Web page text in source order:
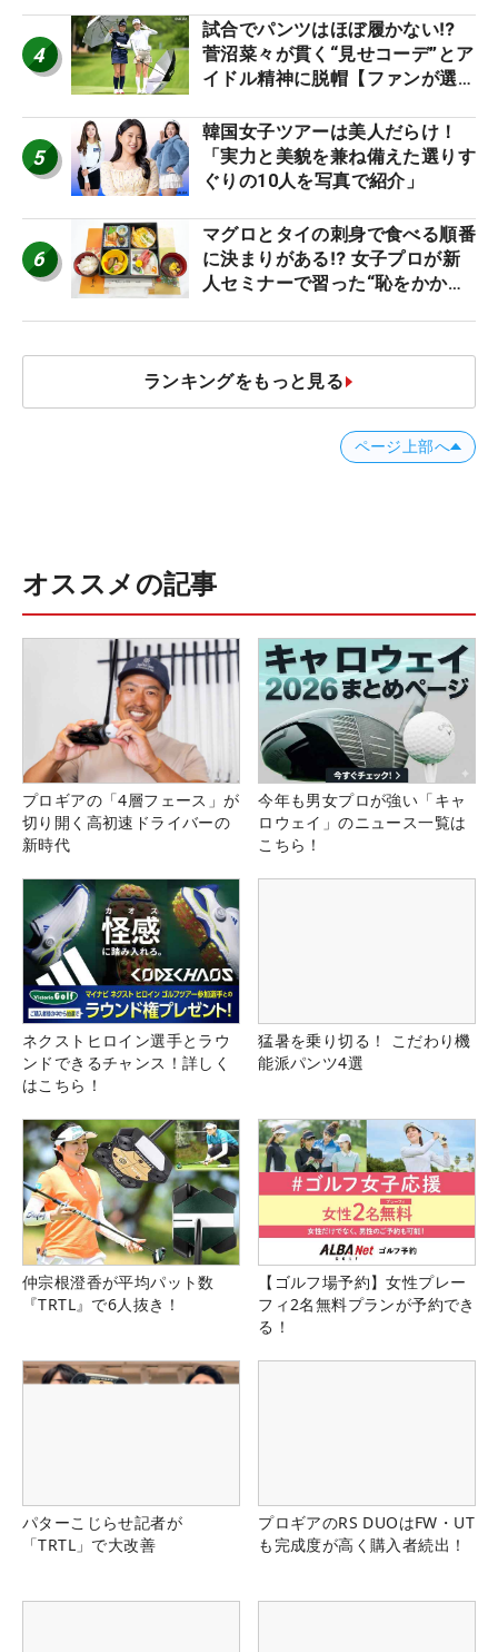
4
試合でパンツはほぼ履かない⁉
菅沼菜々が貫く“見せコーデ”とア
イドル精神に脱帽【ファンが選ぶ
5
韓国女子ツアーは美人だらけ！
「実力と美貌を兼ね備えた選りす
ぐりの10人を写真で紹介」
6
マグロとタイの刺身で食べる順番
に決まりがある⁉ 女子プロが新
人セミナーで習った“恥をかかな
ランキングをもっと見る
ページ上部へ
オススメの記事
プロギアの「4層フェース」が
切り開く高初速ドライバーの
新時代
今年も男女プロが強い「キャ
ロウェイ」のニュース一覧は
こちら！
ネクストヒロイン選手とラウ
ンドできるチャンス！詳しく
はこちら！
猛暑を乗り切る！ こだわり機
能派パンツ4選
仲宗根澄香が平均パット数
『TRTL』で6人抜き！
【ゴルフ場予約】女性プレー
フィ2名無料プランが予約でき
る！
パターこじらせ記者が
「TRTL」で大改善
プロギアのRS DUOはFW・UT
も完成度が高く購入者続出！